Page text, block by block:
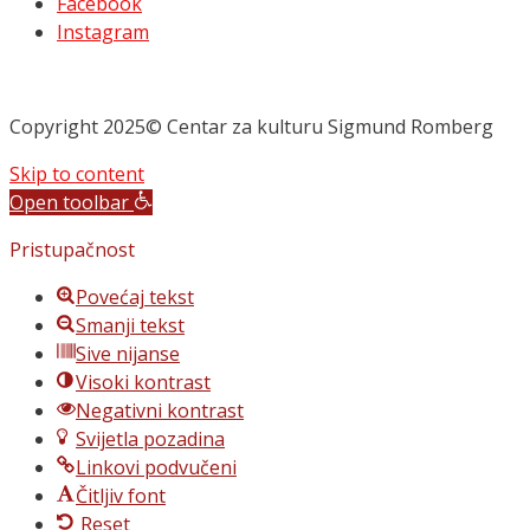
Instagram
Copyright 2025© Centar za kulturu Sigmund Romberg
Skip to content
Open toolbar
Pristupačnost
Povećaj tekst
Smanji tekst
Sive nijanse
Visoki kontrast
Negativni kontrast
Svijetla pozadina
Linkovi podvučeni
Čitljiv font
Reset